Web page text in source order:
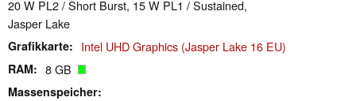
20 W PL2 / Short Burst, 15 W PL1 / Sustained,
Jasper Lake
Grafikkarte Intel UHD Graphics (Jasper Lake 16 EU)
RAM 8 GB
Massenspeicher